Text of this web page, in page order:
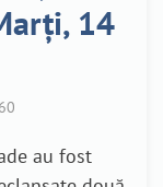
14
60
au fost